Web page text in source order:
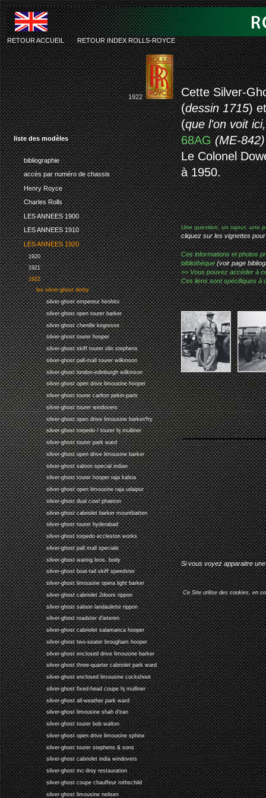
liste des modèles
bibliographie
accès par numéro de chassis
Henry Royce
Charles Rolls
LES ANNEES 1900
LES ANNEES 1910
LES ANNEES 1920
1920
1921
1922
les silver-ghost derby
silver-ghost empereur hirohito
silver-ghost open tourer barker
silver-ghost chenille kegresse
silver-ghost tourer hooper
silver-ghost skiff tourer olin stephens
silver-ghost pall-mall tourer wilkinson
silver-ghost london-edinburgh wilkinson
silver-ghost open drive limousine hooper
silver-ghost tourer carlton pekin-paris
silver-ghost tourer windovers
silver-ghost open drive limousine barker/fry
silver-ghost torpedo / tourer hj mulliner
silver-ghost tourer park ward
silver-ghost open drive limousine barker
silver-ghost saloon special indian
silver-ghost tourer hooper raja kalsia
silver-ghost open limousine raja udaipur
silver-ghost dual cowl phaeton
silver-ghost cabriolet barker mountbatten
silver-ghost tourer hyderabad
silver-ghost torpedo eccleston works
silver-ghost pall mall speciale
silver-ghost waring bros. body
silver-ghost boat-tail skiff speedster
silver-ghost limousine opera light barker
silver-ghost cabriolet 2doors rippon
silver-ghost saloon landaulette rippon
silver-ghost roadster d'ieteren
silver-ghost cabriolet salamanca hooper
silver-ghost two-seater brougham hooper
silver-ghost enclosed drive limousine barker
silver-ghost three-quarter cabriolet park ward
silver-ghost enclosed limousine cockshoot
silver-ghost fixed-head coupe hj mulliner
silver-ghost all-weather park ward
silver-ghost limousine shah d'iran
silver-ghost tourer bob walton
silver-ghost open drive limousine sphinx
silver-ghost tourer stephens & sons
silver-ghost cabriolet india windovers
silver-ghost mc-ilroy restauration
silver-ghost coupe chauffeur rothschild
silver-ghost limousine neilsen
rolls-
RETOUR ACCUEIL-RETOUR INDEX ROLLS-ROYCE
1922
Cette Silver-
(dessin 1715)
(que l'on voit
68AG (ME-842)
Le Colonel
à 1950.
Une question, un rajout, une
cliquez sur les vignettes
Ces informations et photos
bibliothèque(voir page
>> Vous pouvez accéder à
Ces liens sont spécifiques à
Si vous voyez apparaitre
Ce Site utilise des cookies, en